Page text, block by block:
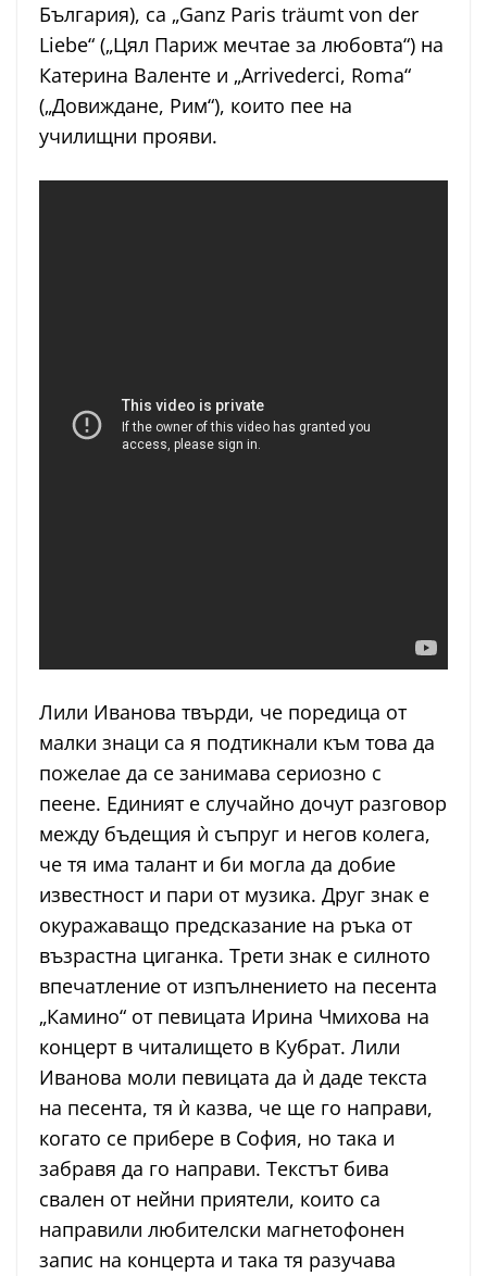
България), са „Ganz Paris träumt von der
Liebe“ („Цял Париж мечтае за любовта“) на
Катерина Валенте и „Arrivederci, Roma“
(„Довиждане, Рим“), които пее на
училищни прояви.
Лили Иванова твърди, че поредица от
малки знаци са я подтикнали към това да
пожелае да се занимава сериозно с
пеене. Единият е случайно дочут разговор
между бъдещия ѝ съпруг и негов колега,
че тя има талант и би могла да добие
известност и пари от музика. Друг знак е
окуражаващо предсказание на ръка от
възрастна циганка. Трети знак е силното
впечатление от изпълнението на песента
„Камино“ от певицата Ирина Чмихова на
концерт в читалището в Кубрат. Лили
Иванова моли певицата да ѝ даде текста
на песента, тя ѝ казва, че ще го направи,
когато се прибере в София, но така и
забравя да го направи. Текстът бива
свален от нейни приятели, които са
направили любителски магнетофонен
запис на концерта и така тя разучава